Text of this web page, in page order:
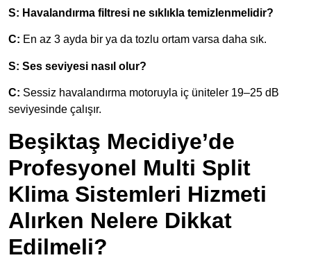
S: Havalandırma filtresi ne sıklıkla temizlenmelidir?
C: En az 3 ayda bir ya da tozlu ortam varsa daha sık.
S: Ses seviyesi nasıl olur?
C: Sessiz havalandırma motoruyla iç üniteler 19–25 dB
seviyesinde çalışır.
Beşiktaş Mecidiye’de
Profesyonel Multi Split
Klima Sistemleri Hizmeti
Alırken Nelere Dikkat
Edilmeli?